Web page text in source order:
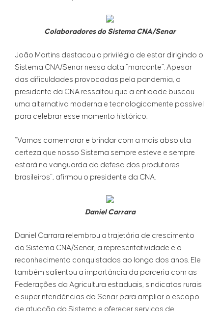
Colaboradores do Sistema CNA/Senar
João Martins destacou o privilégio de estar dirigindo o
Sistema CNA/Senar nessa data “marcante”. Apesar
das dificuldades provocadas pela pandemia, o
presidente da CNA ressaltou que a entidade buscou
uma alternativa moderna e tecnologicamente possível
para celebrar esse momento histórico.
“Vamos comemorar e brindar com a mais absoluta
certeza que nosso Sistema sempre esteve e sempre
estará na vanguarda da defesa dos produtores
brasileiros”, afirmou o presidente da CNA.
Daniel Carrara
Daniel Carrara relembrou a trajetória de crescimento
do Sistema CNA/Senar, a representatividade e o
reconhecimento conquistados ao longo dos anos. Ele
também salientou a importância da parceria com as
Federações da Agricultura estaduais, sindicatos rurais
e superintendências do Senar para ampliar o escopo
de atuação do Sistema e oferecer serviços de